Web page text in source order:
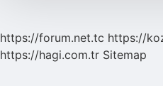
https://forum.net.tc https://
https://hagi.com.tr Sitemap